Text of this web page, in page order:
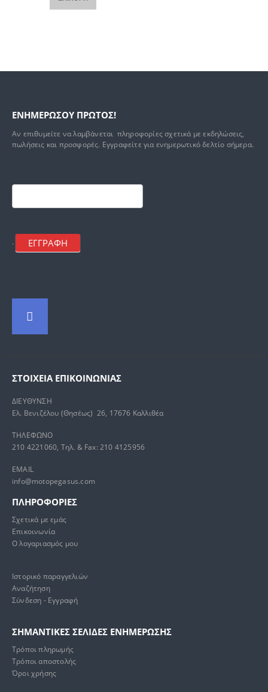
ΕΝΗΜΕΡΩΣΟΥ ΠΡΩΤΟΣ!
Αν επιθυμείτε να λαμβάνεται πληροφορίες σχετικά με εκδηλώσεις,
πωλήσεις και προσφορές. Εγγραφείτε για ενημερωτικό δελτίο σήμερα.
mailchimp
. ΕΓΓΡΑΦΗ
ΣΤΟΙΧΕΊΑ ΕΠΙΚΟΙΝΩΝΊΑΣ
ΔΙΕΥΘΥΝΣΗ
Ελ. Βενιζέλου (Θησέως) 26, 17676 Καλλιθέα
ΤΗΛΕΦΩΝΟ
210 4221060, Τηλ. & Fax: 210 4125956
EMAIL
info@motopegasus.com
ΠΛΗΡΟΦΟΡΙΕΣ
Σχετικά με εμάς
Επικοινωνία
Ο λογαριασμός μου
Ιστορικό παραγγελιών
Αναζήτηση
Σύνδεση - Εγγραφή
ΣΗΜΑΝΤΙΚΕΣ ΣΕΛΙΔΕΣ ΕΝΗΜΕΡΩΣΗΣ
Τρόποι πληρωμής
Τρόποι αποστολής
Όροι χρήσης